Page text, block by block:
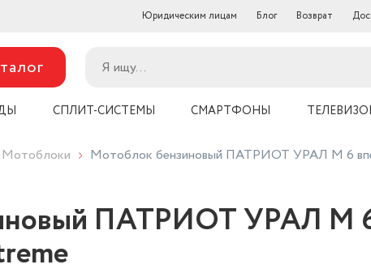
Юридическим лицам Блог Возврат
СПЛИТ-СИСТЕМЫ СМАРТФОНЫ
Мотоблоки Мотоблок бензиновый ПАТРИОТ УРАЛ М 6
ПАТРИОТ УРАЛ М 6